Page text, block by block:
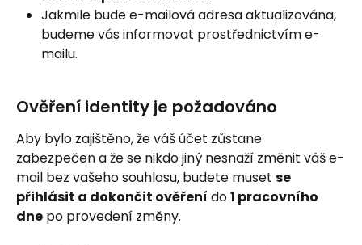
Jakmile bude e-mailová adresa aktualizována,
budeme vás informovat prostřednictvím e-
mailu.
Ověření identity je požadováno
Aby bylo zajištěno, že váš účet zůstane
zabezpečen a že se nikdo jiný nesnaží změnit váš e-
mail bez vašeho souhlasu, budete muset se
přihlásit a dokončit ověření do 1 pracovního
dne po provedení změny.